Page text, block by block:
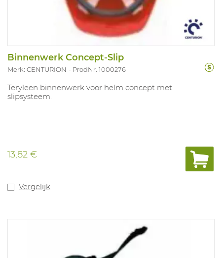
Binnenwerk Concept-Slip
Merk: CENTURION ProdNr. 1000276
Teryleen binnenwerk voor helm concept met
slipsysteem.
13,82 €
Vergelijk